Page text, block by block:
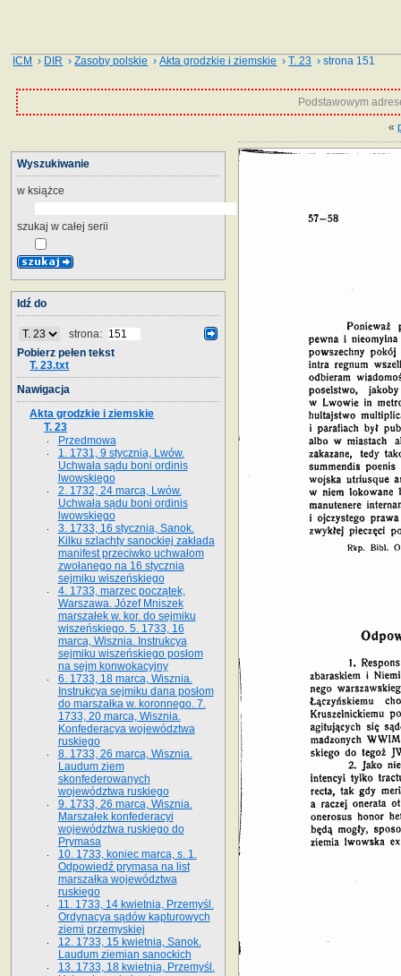
ICM › DIR ›Zasoby polskie ›Akta grodzkie i ziemskie ›T. 23 › strona 151
Podstawowym
«
Wyszukiwanie
w książce
szukaj w całej serii
Idź do
strona:
Pobierz pełen tekst
T. 23.txt
Nawigacja
Akta grodzkie i ziemskie
T. 23
Przedmowa
1. 1731, 9 stycznia, Lwów.
Uchwała sądu boni ordinis
lwowskiego
2. 1732, 24 marca, Lwów.
Uchwała sądu boni ordinis
lwowskiego
3. 1733, 16 stycznia, Sanok.
Kilku szlachty sanockiej zakłada
manifest przeciwko uchwałom
zwołanego na 16 stycz­nia
sejmiku wiszeńskiego
4. 1733, marzec początek,
Warszawa. Józef Mniszek
marszałek w. kor. do sejmiku
wiszeńskiego. 5. 1733, 16
marca, Wisznia. Instrukcya
sejmiku wiszeńskiego posłom
na sejm konwokacyjny
6. 1733, 18 marca, Wisznia.
Instrukcya sejmiku dana posłom
do marszałka w. koronnego. 7.
1733, 20 marca, Wisznia.
Konfederacya województwa
ruskiego
8. 1733, 26 marca, Wisznia.
Laudum ziem
skonfederowanych
województwa ruskiego
9. 1733, 26 marca, Wisznia.
Marszałek konfederacyi
województwa ruskiego do
Prymasa
10. 1733, koniec marca, s. 1.
Odpowiedź prymasa na list
marszałka województwa
ruskiego
11. 1733, 14 kwietnia, Przemyśl.
Ordynacya sądów kapturowych
ziemi przemyskiej
12. 1733, 15 kwietnia, Sanok.
Laudum ziemian sanockich
13. 1733, 18 kwietnia, Przemyśl.